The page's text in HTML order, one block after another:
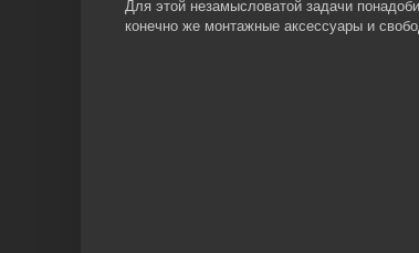
Для этой незамысловатой задачи
конечно же монтажные аксессуары и